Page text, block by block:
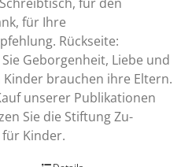
für Ihre
Rückseite:
Geborgenheit, Liebe und
Kinder brauchen ihre Eltern.
unserer Publikationen
Sie die Stiftung Zu-
Kinder.